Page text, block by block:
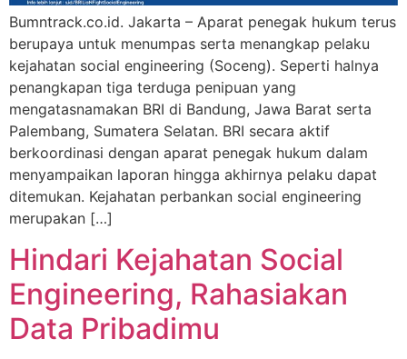
Bumntrack.co.id. Jakarta – Aparat penegak hukum terus
berupaya untuk menumpas serta menangkap pelaku
kejahatan social engineering (Soceng). Seperti halnya
penangkapan tiga terduga penipuan yang
mengatasnamakan BRI di Bandung, Jawa Barat serta
Palembang, Sumatera Selatan. BRI secara aktif
berkoordinasi dengan aparat penegak hukum dalam
menyampaikan laporan hingga akhirnya pelaku dapat
ditemukan. Kejahatan perbankan social engineering
merupakan […]
Hindari Kejahatan Social
Engineering, Rahasiakan
Data Pribadimu